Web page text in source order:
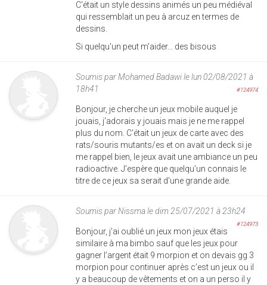
C'était un style dessins animés un peu médiéval
qui ressemblait un peu à arcuz en termes de
dessins.
Si quelqu'un peut m'aider... des bisous
Soumis parMohamed Badawile lun 02/08/2021 à
18h41
#124974
Bonjour, je cherche un jeux mobile auquel je
jouais, j'adorais y jouais mais je ne me rappel
plus du nom. C'était un jeux de carte avec des
rats/souris mutants/es et on avait un deck si je
me rappel bien, le jeux avait une ambiance un peu
radioactive. J'espère que quelqu'un connais le
titre de ce jeux sa serait d'une grande aide.
Soumis parNissmale dim 25/07/2021 à 23h24
#124973
Bonjour, j’ai oublié un jeux mon jeux étais
similaire à ma bimbo sauf que les jeux pour
gagner l’argent était 9 morpion et on devais gg 3
morpion pour continuer après c’est un jeux ou il
y a beaucoup de vêtements et on a un perso il y